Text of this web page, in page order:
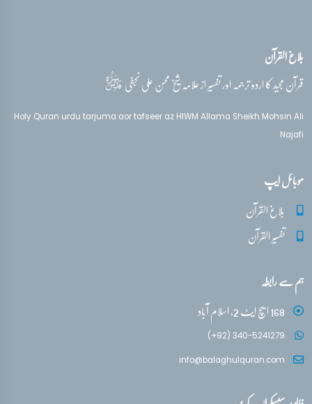
تفسیر قرآن سورہ ‎الأعراف‎
بلاغ القرآن
قرآن مجید کا اردو ترجمہ اور تفسیر از علامہ شیخ محسن علی نجفیقدس‌سره
Holy Quran urdu tarjuma aor tafseer az HIWM Allama Sheikh Mohsin Ali
Najafi
موبائل ایپ
بلاغ القرآن
تفسیر القرآن
ہم سے رابطہ
168 ایچ ایٹ 2، اسلام آباد
(+92) 340-5241279
info@balaghulquran.com